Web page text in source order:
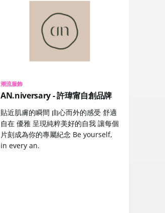
潮流服飾
AN.niversary - 許瑋甯自創品牌
貼近肌膚的瞬間 由心而外的感受 舒適
自在 優雅 呈現純粹美好的自我 讓每個
片刻成為你的專屬紀念 Be yourself,
in every an.